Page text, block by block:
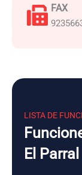
FAX
LISTA DE
El Parral